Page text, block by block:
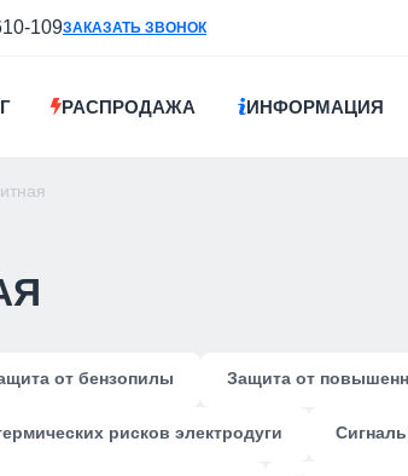
109ЗАКАЗАТЬ ЗВОНОК
РАСПРОДАЖА ИНФОРМАЦИЯ
от бензопилы Защита от
рисков электродуги